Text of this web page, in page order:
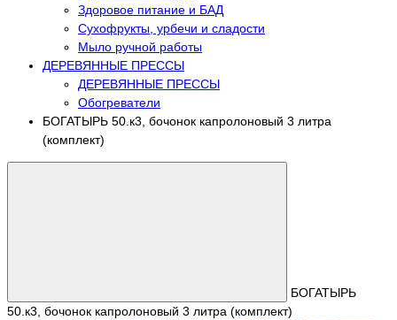
Здоровое питание и БАД
Сухофрукты, урбечи и сладости
Мыло ручной работы
ДЕРЕВЯННЫЕ ПРЕССЫ
ДЕРЕВЯННЫЕ ПРЕССЫ
Обогреватели
БОГАТЫРЬ 50.к3, бочонок капролоновый 3 литра
(комплект)
БОГАТЫРЬ
50.к3, бочонок капролоновый 3 литра (комплект)